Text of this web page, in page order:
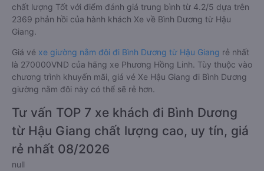
chất lượng Tốt với điểm đánh giá trung bình từ 4.2/5 dựa trên
2369 phản hồi của hành khách Xe về Bình Dương từ Hậu
Giang.
Giá vé xe giường nằm đôi đi Bình Dương từ Hậu Giang rẻ nhất
là 270000VND của hãng xe Phương Hồng Linh. Tùy thuộc vào
chương trình khuyến mãi, giá vé Xe Hậu Giang đi Bình Dương
giường nằm đôi này có thể sẽ rẻ hơn.
Tư vấn TOP 7 xe khách đi Bình Dương
từ Hậu Giang chất lượng cao, uy tín, giá
rẻ nhất 08/2026
null